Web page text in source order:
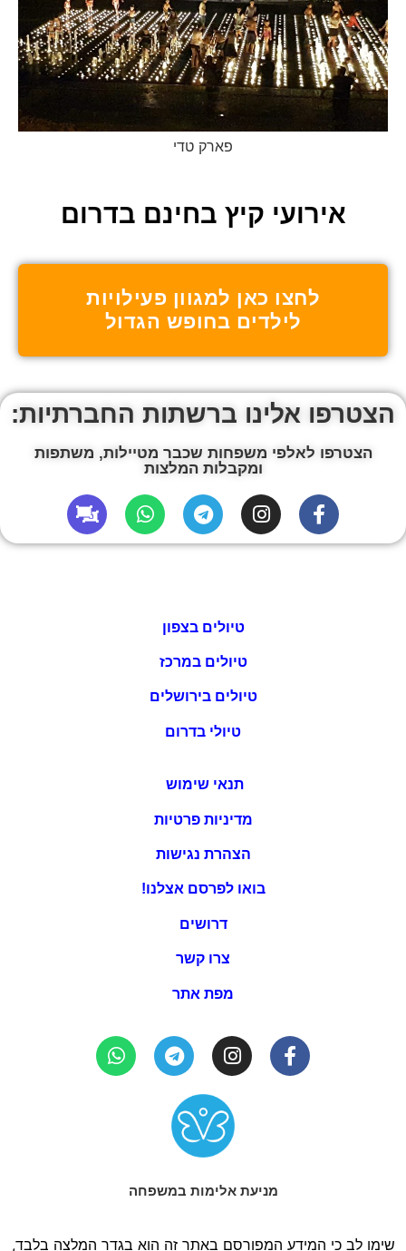
פארק טדי
אירועי קיץ בחינם בדרום
לחצו כאן למגוון פעילויות
לילדים בחופש הגדול
הצטרפו אלינו ברשתות החברתיות:
הצטרפו לאלפי משפחות שכבר מטיילות, משתפות
ומקבלות המלצות
טיולים בצפון
טיולים במרכז
טיולים בירושלים
טיולי בדרום
תנאי שימוש
מדיניות פרטיות
הצהרת נגישות
בואו לפרסם אצלנו!
דרושים
צרו קשר
מפת אתר
מניעת אלימות במשפחה
שימו לב כי המידע המפורסם באתר זה הוא בגדר המלצה בלבד,